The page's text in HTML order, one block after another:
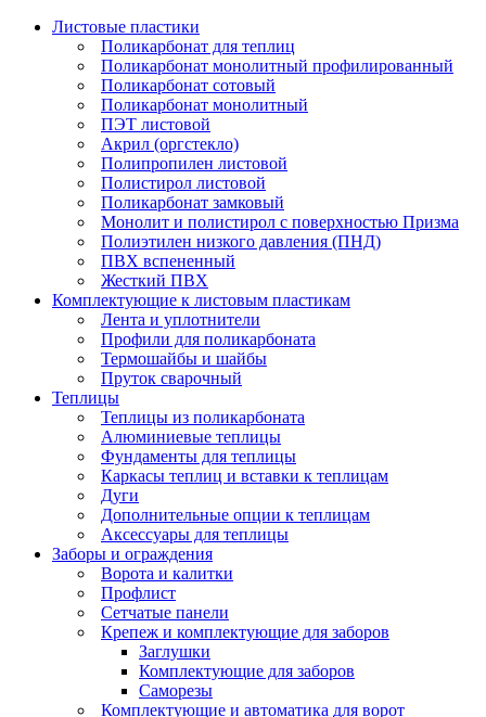
Листовые пластики
Поликарбонат для теплиц
Поликарбонат монолитный профилированный
Поликарбонат сотовый
Поликарбонат монолитный
ПЭТ листовой
Акрил (оргстекло)
Полипропилен листовой
Полистирол листовой
Поликарбонат замковый
Монолит и полистирол с поверхностью Призма
Полиэтилен низкого давления (ПНД)
ПВХ вспененный
Жесткий ПВХ
Комплектующие к листовым пластикам
Лента и уплотнители
Профили для поликарбоната
Термошайбы и шайбы
Пруток сварочный
Теплицы
Теплицы из поликарбоната
Алюминиевые теплицы
Фундаменты для теплицы
Каркасы теплиц и вставки к теплицам
Дуги
Дополнительные опции к теплицам
Аксессуары для теплицы
Заборы и ограждения
Ворота и калитки
Профлист
Сетчатые панели
Крепеж и комплектующие для заборов
Заглушки
Комплектующие для заборов
Саморезы
Комплектующие и автоматика для ворот